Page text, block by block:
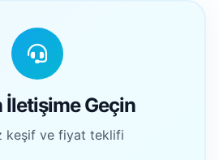
İletişime Geçin
keşif ve fiyat teklifi